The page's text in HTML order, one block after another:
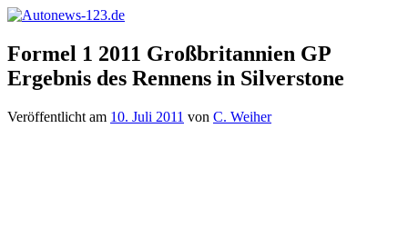
Zum
springen
Autonews-
123.de
Autonews
mit
Charme
Formel 1 2011 Großbritannien GP
Ergebnis des Rennens in Silverstone
Veröffentlicht am 10. Juli 2011 von C. Weiher